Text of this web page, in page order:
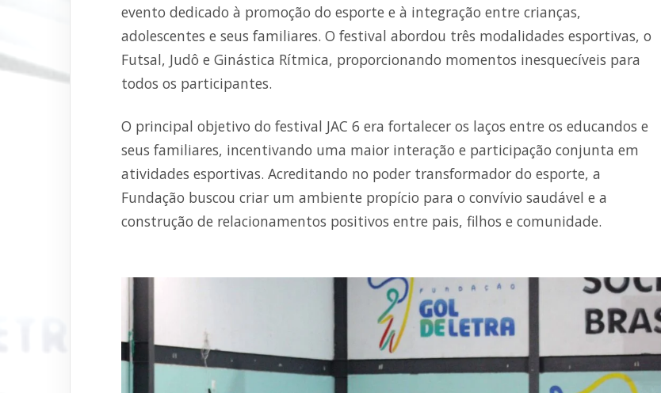
evento dedicado à promoção do esporte e à integração entre crianças,
adolescentes e seus familiares. O festival abordou três modalidades esportivas, o
Futsal, Judô e Ginástica Rítmica, proporcionando momentos inesquecíveis para
todos os participantes.
O principal objetivo do festival JAC 6 era fortalecer os laços entre os educandos e
seus familiares, incentivando uma maior interação e participação conjunta em
atividades esportivas. Acreditando no poder transformador do esporte, a
Fundação buscou criar um ambiente propício para o convívio saudável e a
construção de relacionamentos positivos entre pais, filhos e comunidade.